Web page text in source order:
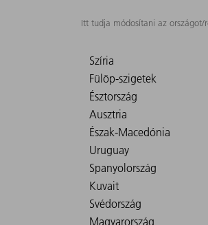
Itt tudja módosítani az országot/